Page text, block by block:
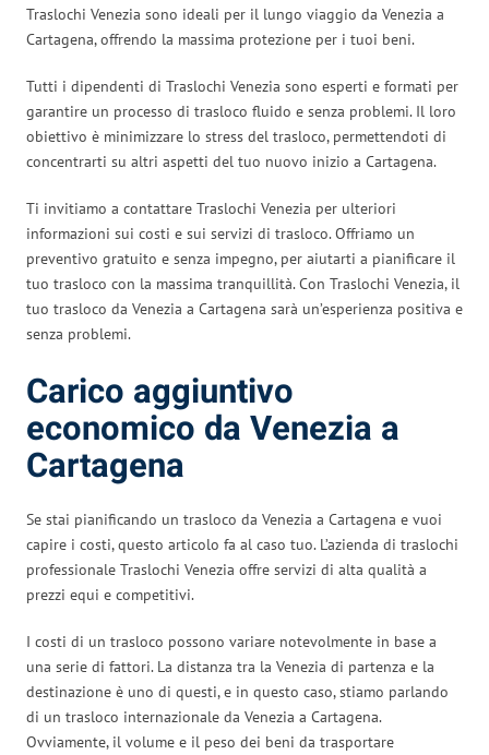
Traslochi Venezia sono ideali per il lungo viaggio da Venezia a
Cartagena, offrendo la massima protezione per i tuoi beni.
Tutti i dipendenti di Traslochi Venezia sono esperti e formati per
garantire un processo di trasloco fluido e senza problemi. Il loro
obiettivo è minimizzare lo stress del trasloco, permettendoti di
concentrarti su altri aspetti del tuo nuovo inizio a Cartagena.
Ti invitiamo a contattare Traslochi Venezia per ulteriori
informazioni sui costi e sui servizi di trasloco. Offriamo un
preventivo gratuito e senza impegno, per aiutarti a pianificare il
tuo trasloco con la massima tranquillità. Con Traslochi Venezia, il
tuo trasloco da Venezia a Cartagena sarà un’esperienza positiva e
senza problemi.
Carico aggiuntivo
economico da Venezia a
Cartagena
Se stai pianificando un trasloco da Venezia a Cartagena e vuoi
capire i costi, questo articolo fa al caso tuo. L’azienda di traslochi
professionale Traslochi Venezia offre servizi di alta qualità a
prezzi equi e competitivi.
I costi di un trasloco possono variare notevolmente in base a
una serie di fattori. La distanza tra la Venezia di partenza e la
destinazione è uno di questi, e in questo caso, stiamo parlando
di un trasloco internazionale da Venezia a Cartagena.
Ovviamente, il volume e il peso dei beni da trasportare